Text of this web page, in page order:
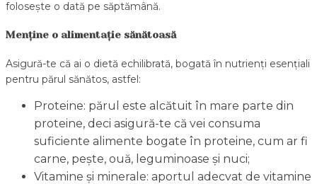
folosește o dată pe săptămână.
Menține o alimentație sănătoasă
Asigură-te că ai o dietă echilibrată, bogată în nutrienți esențiali
pentru părul sănătos, astfel:
Proteine: părul este alcătuit în mare parte din
proteine, deci asigură-te că vei consuma
suficiente alimente bogate în proteine, cum ar fi
carne, pește, ouă, leguminoase și nuci;
Vitamine și minerale: aportul adecvat de vitamine